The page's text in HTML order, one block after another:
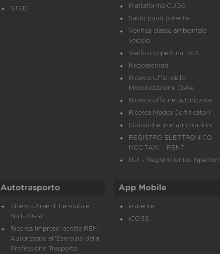
STED
Piattaforma CUDE
Saldo punti patente
Verifica classe ambientale
veicolo
Verifica copertura RCA
Neopatentati
Ricerca Uffici della
Motorizzazione Civile
Ricerca officine autorizzate
Ricerca Medici Certificatori
Statistiche immatricolazioni
REGISTRO ELETTRONICO
NCC TAXI – RENT
RUI - Registro Unico Ispettori
Autotrasporto
Ricerca Aree di Fermata e
Nulla Osta
Ricerca Imprese Iscritte REN -
Autorizzate all'Esercizio della
Professione Trasporto
App Mobile
iPatente
iCCISS